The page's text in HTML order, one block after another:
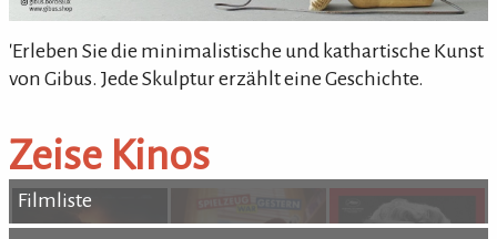
'Erleben Sie die minimalistische und kathartische Kunst
von Gibus. Jede Skulptur erzählt eine Geschichte.
Zeise Kinos
Filmliste